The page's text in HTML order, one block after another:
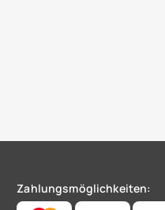
Zahlungsmöglichkeiten: